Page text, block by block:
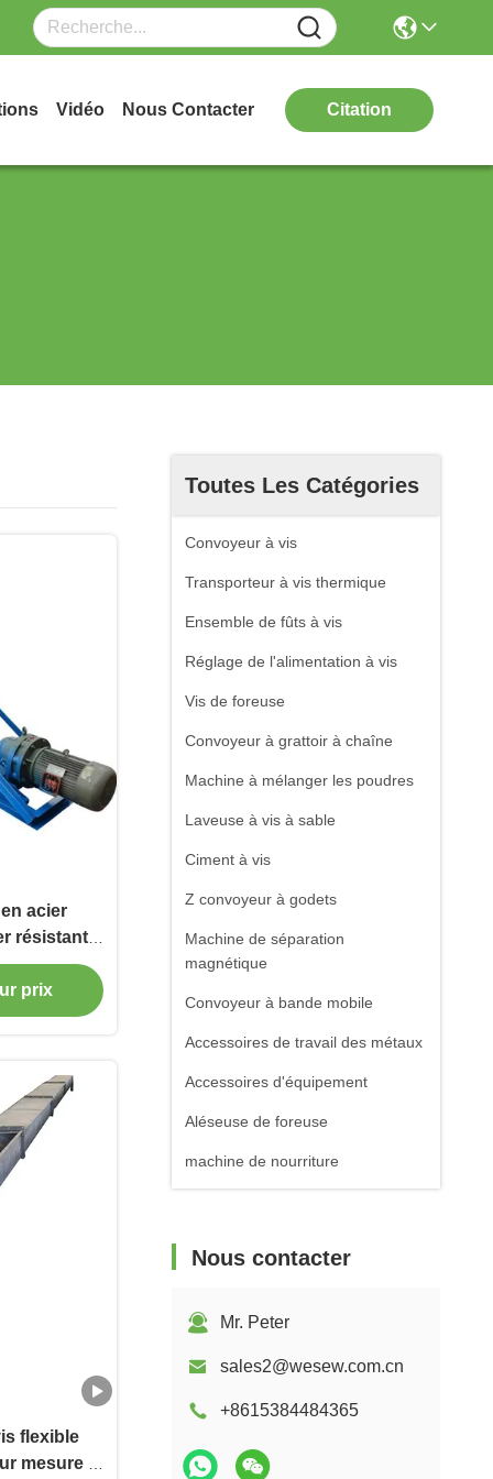
Vidéo Nous Contacter Citation
Toutes Les Catégories
Convoyeur à vis
Transporteur à vis thermique
Ensemble de fûts à vis
Réglage de l'alimentation à vis
Vis de foreuse
Convoyeur à grattoir à chaîne
Machine à mélanger les poudres
Laveuse à vis à sable
Ciment à vis
Z convoyeur à godets
Machine de séparation
magnétique
Convoyeur à bande mobile
Accessoires de travail des métaux
Accessoires d'équipement
Aléseuse de foreuse
machine de nourriture
Nous contacter
Mr. Peter
sales2@wesew.com.cn
+8615384484365
acier
résistant à
auger en
prix
flexible
mesure à